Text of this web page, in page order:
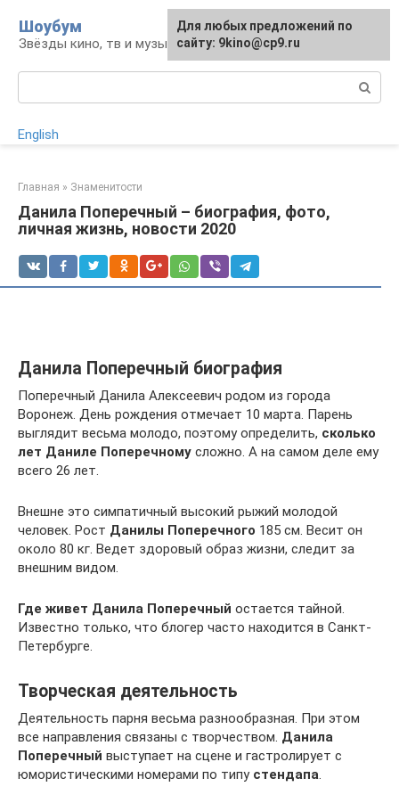
контенту
Шоубум
Звёзды кино, тв и музыки
English
Главная » Знаменитости
Данила Поперечный – биография, фото,
личная жизнь, новости 2020
Данила Поперечный биография
Поперечный Данила Алексеевич родом из города
Воронеж. День рождения отмечает 10 марта. Парень
выглядит весьма молодо, поэтому определить, сколько
лет Даниле Поперечному сложно. А на самом деле ему
всего 26 лет.
Внешне это симпатичный высокий рыжий молодой
человек. Рост Данилы Поперечного 185 см. Весит он
около 80 кг. Ведет здоровый образ жизни, следит за
внешним видом.
Где живет Данила Поперечный остается тайной.
Известно только, что блогер часто находится в Санкт-
Петербурге.
Творческая деятельность
Деятельность парня весьма разнообразная. При этом
все направления связаны с творчеством. Данила
Поперечный выступает на сцене и гастролирует с
юмористическими номерами по типу стендапа.
Для любых предложений по
сайту: 9kino@cp9.ru